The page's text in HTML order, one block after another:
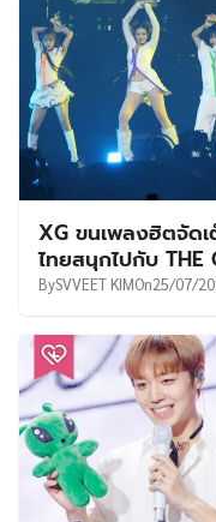
XG ขนเพลงฮิตจัด
ไทยสนุกไปกับ THE
BySVVEET KIMOn25/07/